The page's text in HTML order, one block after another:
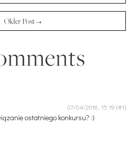
Older Post →
07/04/2016, 15:19
ostatniego konkursu? :)